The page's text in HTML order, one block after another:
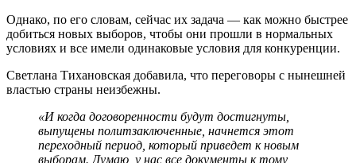
Однако, по его словам, сейчас их задача — как можно быстрее
добиться новых выборов, чтобы они прошли в нормальных
условиях и все имели одинаковые условия для конкуренции.
Светлана Тихановская добавила, что переговоры с нынешней
властью страны неизбежны.
«И когда договоренности будут достигнуты,
выпущены политзаключенные, начнется этот
переходный период, который приведет к новым
выборам. Думаю, у нас все документы к тому